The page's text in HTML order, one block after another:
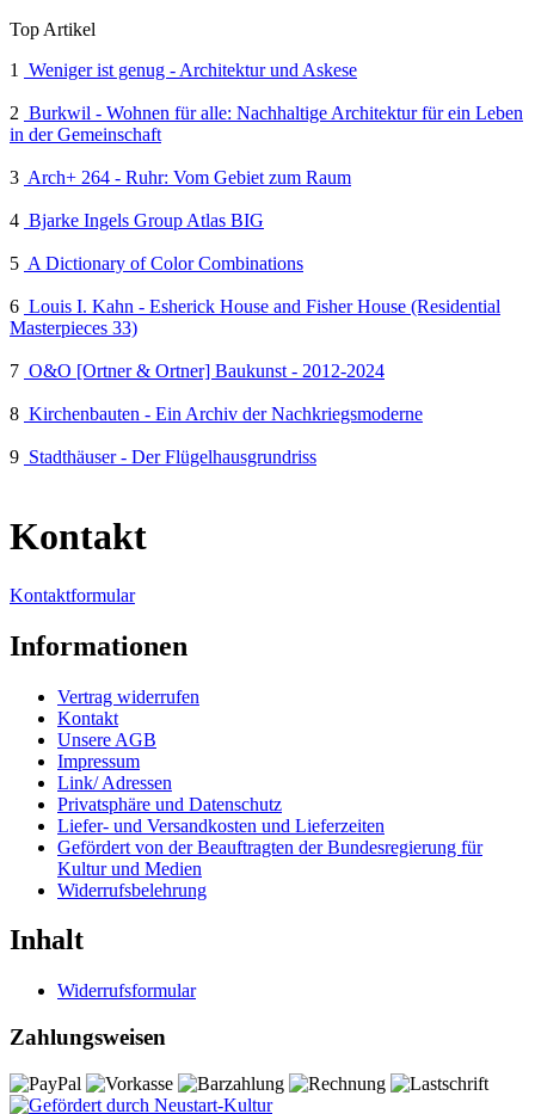
Top Artikel
1
Weniger ist genug - Architektur und Askese
2 Burkwil - Wohnen für alle: Nachhaltige Architektur für ein Leben
in der Gemeinschaft
3 Arch+ 264 - Ruhr: Vom Gebiet zum Raum
4 Bjarke Ingels Group Atlas BIG
5 A Dictionary of Color Combinations
6 Louis I. Kahn - Esherick House and Fisher House (Residential
Masterpieces 33)
7 O&O [Ortner & Ortner] Baukunst - 2012-2024
8 Kirchenbauten - Ein Archiv der Nachkriegsmoderne
9 Stadthäuser - Der Flügelhausgrundriss
Kontakt
Kontaktformular
Informationen
Vertrag widerrufen
Kontakt
Unsere AGB
Impressum
Link/ Adressen
Privatsphäre und Datenschutz
Liefer- und Versandkosten und Lieferzeiten
Gefördert von der Beauftragten der Bundesregierung für
Kultur und Medien
Widerrufsbelehrung
Inhalt
Widerrufsformular
Zahlungsweisen